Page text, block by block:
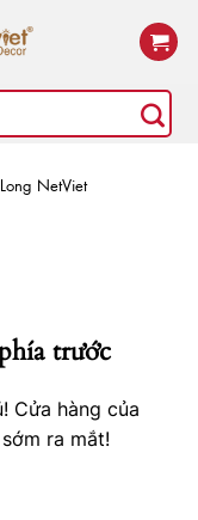
NetViet
trước
Cửa hàng của
ra mắt!